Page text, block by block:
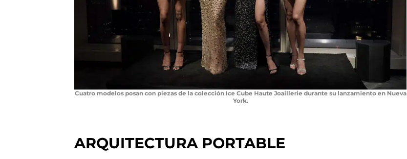
Cuatro modelos posan con piezas de la colección Ice Cube Haute Joaillerie durante su lanzamiento en Nueva
York.
ARQUITECTURA PORTABLE